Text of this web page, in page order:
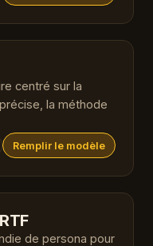
centré sur la
la méthode
Remplir le modèle
de persona pour